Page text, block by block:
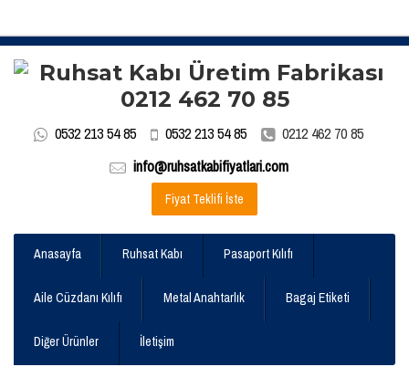
0532 213 54 85 0532 213 54 85
0212 462 70 85
info@ruhsatkabifiyatlari.com
Fiyat Teklifi İste
Anasayfa Ruhsat Kabı Pasaport Kılıfı
Aile Cüzdanı Kılıfı Metal Anahtarlık Bagaj Etiketi
Diğer Ürünler İletişim